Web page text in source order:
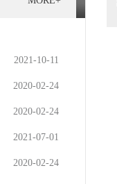
2021-10-11
2020-02-24
2020-02-24
2021-07-01
2020-02-24